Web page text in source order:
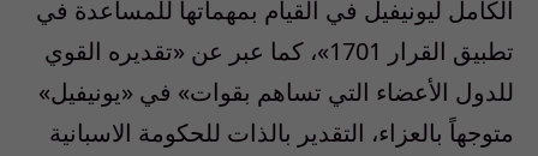
الكامل ليونيفيل في القيام بمهماتها للمساعدة في
تطبيق القرار 1701»، كما عبر عن «تقديره القوي
للدول الأعضاء التي تساهم بقوات» في «يونيفيل»
متوجهاً بالعزاء، التقدير بالذات للحكومة الاسبانية